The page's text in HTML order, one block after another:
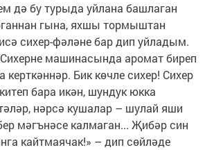
дә бу турыда уйлана башлаган
гына, яхшы тормыштан
сихер-фәләне бар дип уйладым.
машинасында аромат биреп
Бик көчле сихер! Сихер
бара икән, шундук юкка
нәрсә кушалар – шулай яши
мәгънәсе калмаган... Җибәр син
кайтмаячак!» – дип сөйләде